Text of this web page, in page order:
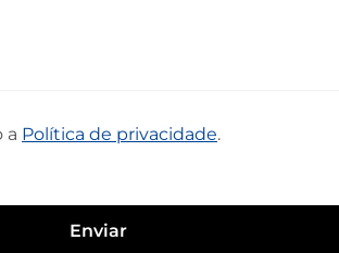
a Política de privacidade.
Enviar